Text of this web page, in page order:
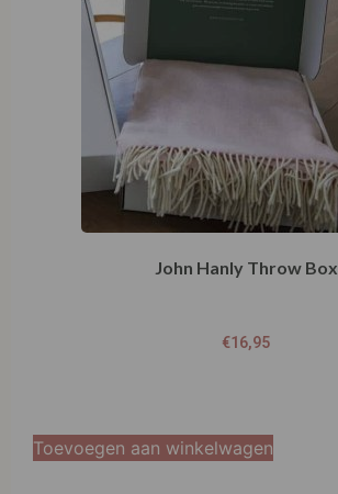
John Hanly Throw Box
€16,95
Toevoegen aan winkelwagen